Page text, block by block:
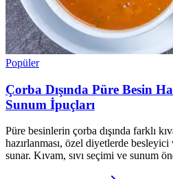
Popüler
Çorba Dışında Püre Besin
Sunum İpuçları
Püre besinlerin çorba dışında farklı
hazırlanması, özel diyetlerde besleyici
sunar. Kıvam, sıvı seçimi ve sunum